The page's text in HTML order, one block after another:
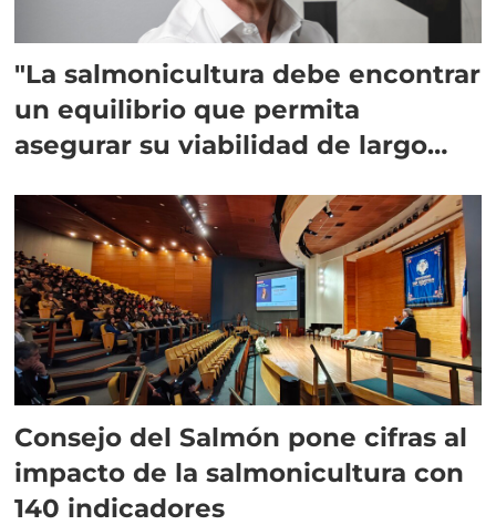
"La salmonicultura debe encontrar
un equilibrio que permita
asegurar su viabilidad de largo
Consejo del Salmón pone cifras al
impacto de la salmonicultura con
140 indicadores